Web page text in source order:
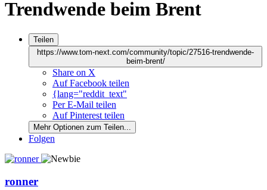
Trendwende beim Brent
Teilen
https://www.tom-next.com/community/topic/27516-trendwende-
beim-brent/
Share on X
Auf Facebook teilen
{lang="reddit_text"
Per E-Mail teilen
Auf Pinterest teilen
Mehr Optionen zum Teilen...
Folgen
ronner